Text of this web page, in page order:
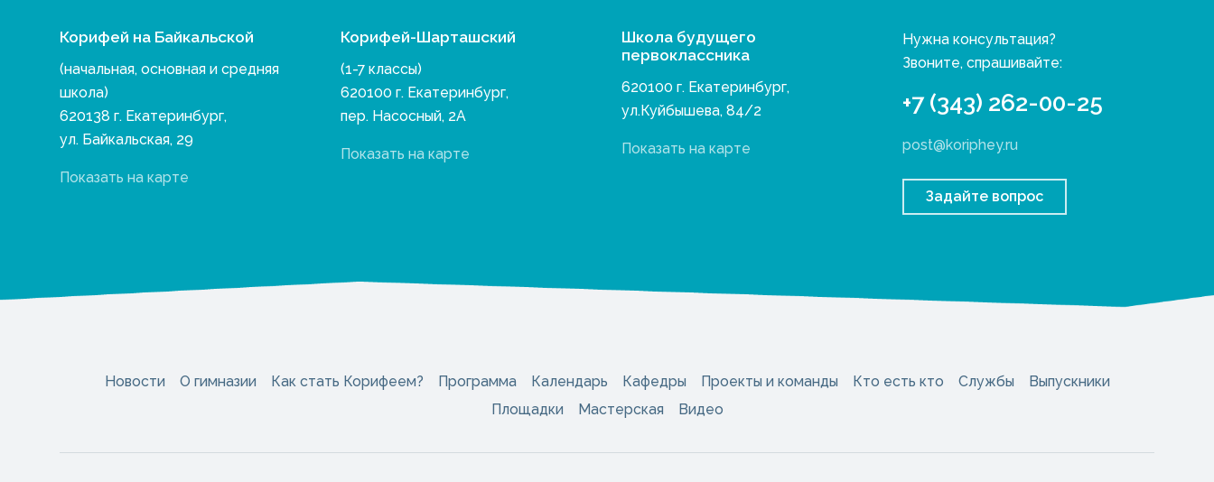
Корифей на Байкальской
(начальная, основная и средняя
школа)
620138 г. Екатеринбург,
ул. Байкальская, 29
Показать на карте
Корифей-Шарташский
(1-7 классы)
620100 г. Екатеринбург,
пер. Насосный, 2А
Показать на карте
Школа будущего
первоклассника
620100 г. Екатеринбург,
ул.Куйбышева, 84/2
Показать на карте
Нужна консультация?
Звоните, спрашивайте:
+7 (343) 262-00-25
post@koriphey.ru
Задайте вопрос
Новости О гимназии Как стать Корифеем? Программа Календарь Кафедры Проекты и команды Кто есть кто Службы
Выпускники
Площадки
Мастерская Видео